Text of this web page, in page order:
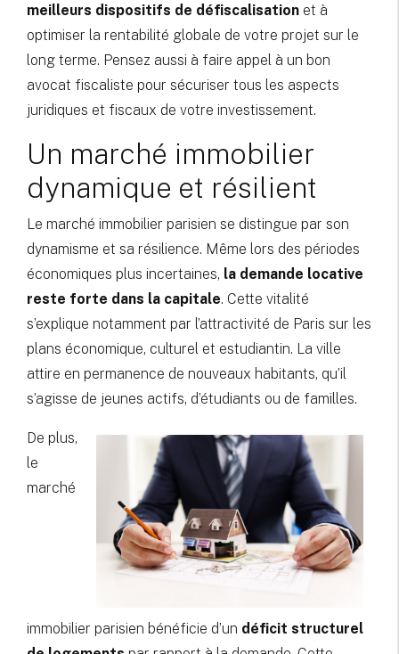
meilleurs dispositifs de défiscalisation et à
optimiser la rentabilité globale de votre projet sur le
long terme. Pensez aussi à faire appel à un bon
avocat fiscaliste pour sécuriser tous les aspects
juridiques et fiscaux de votre investissement.
Un marché immobilier
dynamique et résilient
Le marché immobilier parisien se distingue par son
dynamisme et sa résilience. Même lors des périodes
économiques plus incertaines, la demande locative
reste forte dans la capitale. Cette vitalité
s’explique notamment par l’attractivité de Paris sur les
plans économique, culturel et estudiantin. La ville
attire en permanence de nouveaux habitants, qu’il
s’agisse de jeunes actifs, d’étudiants ou de familles.
De plus,
le
marché
immobilier parisien bénéficie d’un déficit structurel